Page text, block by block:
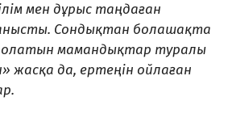
мен дұрыс таңдаған
Сондықтан болашақта
мамандықтар туралы
жасқа да, ертеңін ойлаған